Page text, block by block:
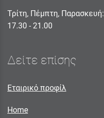
Τρίτη, Πέμπτη, Παρασκευή:
17.30 - 21.00
Δείτε επίσης
Εταιρικό προφίλ
Home